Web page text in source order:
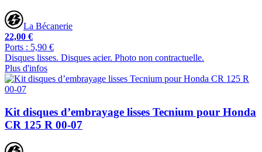
La Bécanerie
22,00 €
Ports : 5,90 €
Disques lisses. Disques acier. Photo non contractuelle.
Plus d'infos
Kit disques d’embrayage lisses Tecnium pour Honda
CR 125 R 00-07